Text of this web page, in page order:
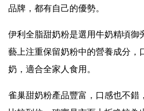
品牌，都有自己的優勢。
伊利全脂甜奶粉是選用牛奶精頃御
藝上注重保留奶粉中的營養成分，
奶，適合全家人食用。
雀巢甜奶粉產品豐富，口感也不錯